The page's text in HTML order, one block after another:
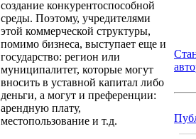
создание конкурентоспособной
среды. Поэтому, учредителями
этой коммерческой структуры,
помимо бизнеса, выступает еще и
государство: регион или
муниципалитет, которые могут
вносить в уставной капитал либо
деньги, а могут и преференции:
арендную плату,
местопользование и т.д.